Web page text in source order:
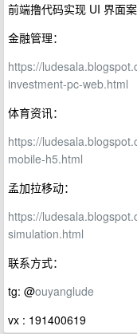
前端撸代码实现 UI 界面
金融管理：
https://
investment-pc-web.html
体育资讯：
https://
mobile-h5.html
孟加拉移动：
https://
simulation.html
联系方式：
tg: @ouyanglude
vx : 191400619